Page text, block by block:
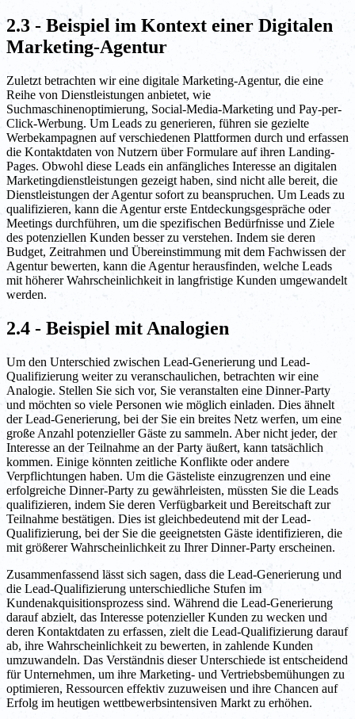
2.3 - Beispiel im Kontext einer Digitalen
Marketing-Agentur
Zuletzt betrachten wir eine digitale Marketing-Agentur, die eine
Reihe von Dienstleistungen anbietet, wie
Suchmaschinenoptimierung, Social-Media-Marketing und Pay-per-
Click-Werbung. Um Leads zu generieren, führen sie gezielte
Werbekampagnen auf verschiedenen Plattformen durch und erfassen
die Kontaktdaten von Nutzern über Formulare auf ihren Landing-
Pages. Obwohl diese Leads ein anfängliches Interesse an digitalen
Marketingdienstleistungen gezeigt haben, sind nicht alle bereit, die
Dienstleistungen der Agentur sofort zu beanspruchen. Um Leads zu
qualifizieren, kann die Agentur erste Entdeckungsgespräche oder
Meetings durchführen, um die spezifischen Bedürfnisse und Ziele
des potenziellen Kunden besser zu verstehen. Indem sie deren
Budget, Zeitrahmen und Übereinstimmung mit dem Fachwissen der
Agentur bewerten, kann die Agentur herausfinden, welche Leads
mit höherer Wahrscheinlichkeit in langfristige Kunden umgewandelt
werden.
2.4 - Beispiel mit Analogien
Um den Unterschied zwischen Lead-Generierung und Lead-
Qualifizierung weiter zu veranschaulichen, betrachten wir eine
Analogie. Stellen Sie sich vor, Sie veranstalten eine Dinner-Party
und möchten so viele Personen wie möglich einladen. Dies ähnelt
der Lead-Generierung, bei der Sie ein breites Netz werfen, um eine
große Anzahl potenzieller Gäste zu sammeln. Aber nicht jeder, der
Interesse an der Teilnahme an der Party äußert, kann tatsächlich
kommen. Einige könnten zeitliche Konflikte oder andere
Verpflichtungen haben. Um die Gästeliste einzugrenzen und eine
erfolgreiche Dinner-Party zu gewährleisten, müssten Sie die Leads
qualifizieren, indem Sie deren Verfügbarkeit und Bereitschaft zur
Teilnahme bestätigen. Dies ist gleichbedeutend mit der Lead-
Qualifizierung, bei der Sie die geeignetsten Gäste identifizieren, die
mit größerer Wahrscheinlichkeit zu Ihrer Dinner-Party erscheinen.
Zusammenfassend lässt sich sagen, dass die Lead-Generierung und
die Lead-Qualifizierung unterschiedliche Stufen im
Kundenakquisitionsprozess sind. Während die Lead-Generierung
darauf abzielt, das Interesse potenzieller Kunden zu wecken und
deren Kontaktdaten zu erfassen, zielt die Lead-Qualifizierung darauf
ab, ihre Wahrscheinlichkeit zu bewerten, in zahlende Kunden
umzuwandeln. Das Verständnis dieser Unterschiede ist entscheidend
für Unternehmen, um ihre Marketing- und Vertriebsbemühungen zu
optimieren, Ressourcen effektiv zuzuweisen und ihre Chancen auf
Erfolg im heutigen wettbewerbsintensiven Markt zu erhöhen.